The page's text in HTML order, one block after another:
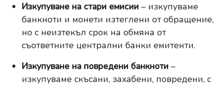
Изкупуване на стари емисии – изкупуваме
банкноти и монети изтеглени от обращение,
но с неизтекъл срок на обмяна от
съответните централни банки емитенти.
Изкупуване на повредени банкноти –
изкупуваме скъсани, захабени, повредени, с